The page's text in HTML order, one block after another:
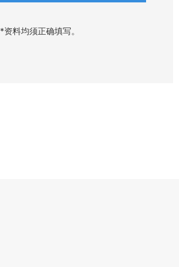
料均须正确填写。